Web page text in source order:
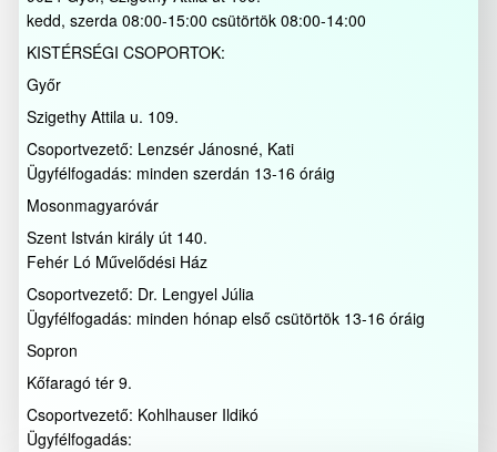
kedd, szerda 08:00-15:00 csütörtök 08:00-14:00
KISTÉRSÉGI CSOPORTOK:
Győr
Szigethy Attila u. 109.
Csoportvezető: Lenzsér Jánosné, Kati
Ügyfélfogadás: minden szerdán 13-16 óráig
Mosonmagyaróvár
Szent István király út 140.
Fehér Ló Művelődési Ház
Csoportvezető: Dr. Lengyel Júlia
Ügyfélfogadás: minden hónap első csütörtök 13-16 óráig
Sopron
Kőfaragó tér 9.
Csoportvezető: Kohlhauser Ildikó
Ügyfélfogadás: